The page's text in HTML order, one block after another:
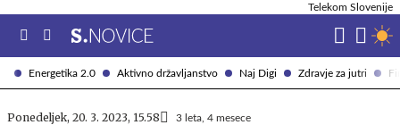
Energetika 2.0 Aktivno državljanstvo Naj Digi Zdravje za jutri
Telekom Slovenije
Ponedeljek, 20. 3. 2023, 15.58 3 leta, 4 mesece